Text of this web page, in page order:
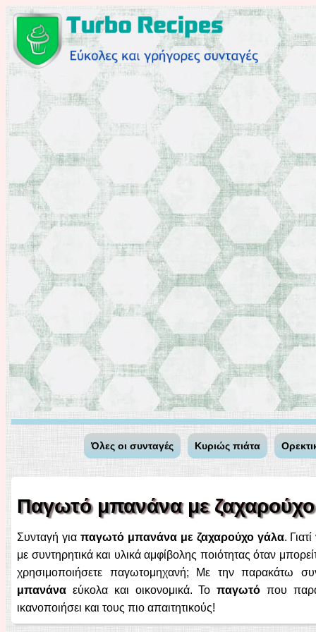
Όλες οι συνταγές Κυριώς πιάτα
Παγωτό μπανάνα με
Συνταγή για παγωτό μπανάνα με ζαχαρούχο γάλα.
με συντηρητικά και υλικά αμφίβολης ποιότητας όταν
χρησιμοποιήσετε παγωτομηχανή; Με την παρακάτω
μπανάνα εύκολα και οικονομικά. Τοπαγωτό που
ικανοποιήσει και τους πιο απαιτητικούς!